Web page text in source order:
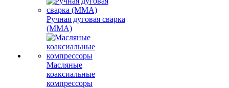
Ручная дуговая сварка
(MMA)
Масляные
коаксиальные
компрессоры